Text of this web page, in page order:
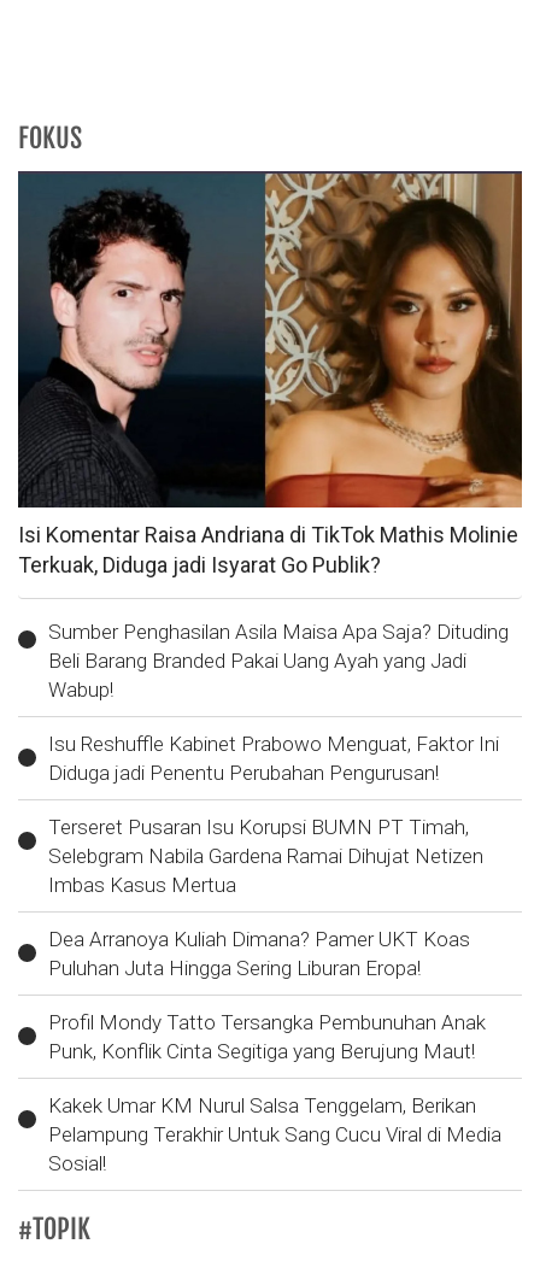
FOKUS
Isi Komentar Raisa Andriana di TikTok Mathis Molinie
Terkuak, Diduga jadi Isyarat Go Publik?
Sumber Penghasilan Asila Maisa Apa Saja? Dituding
Beli Barang Branded Pakai Uang Ayah yang Jadi
Wabup!
Isu Reshuffle Kabinet Prabowo Menguat, Faktor Ini
Diduga jadi Penentu Perubahan Pengurusan!
Terseret Pusaran Isu Korupsi BUMN PT Timah,
Selebgram Nabila Gardena Ramai Dihujat Netizen
Imbas Kasus Mertua
Dea Arranoya Kuliah Dimana? Pamer UKT Koas
Puluhan Juta Hingga Sering Liburan Eropa!
Profil Mondy Tatto Tersangka Pembunuhan Anak
Punk, Konflik Cinta Segitiga yang Berujung Maut!
Kakek Umar KM Nurul Salsa Tenggelam, Berikan
Pelampung Terakhir Untuk Sang Cucu Viral di Media
Sosial!
#TOPIK